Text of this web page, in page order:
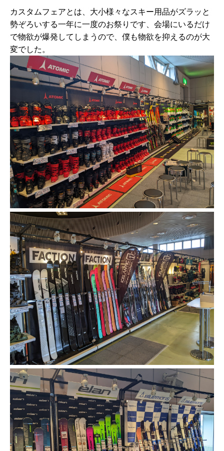
カスタムフェアとは、大小様々なスキー用品がズラッと
勢ぞろいする一年に一度のお祭りです、会場にいるだけ
で物欲が爆発してしまうので、僕も物欲を抑えるのが大
変でした。